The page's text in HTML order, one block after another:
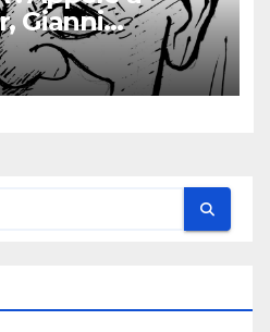
Gianni